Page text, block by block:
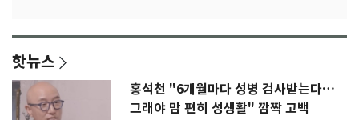
핫뉴스
홍석천 "6개월마다 성병 검사받는다…
그래야 맘 편히 성생활" 깜짝 고백